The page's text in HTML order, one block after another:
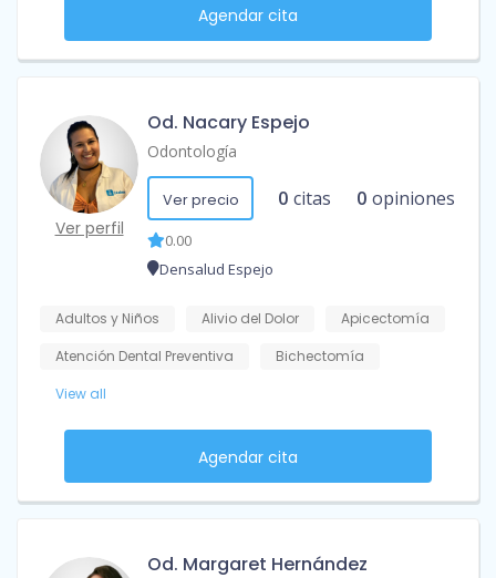
Agendar cita
Ver perfil
Od. Nacary Espejo
Odontología
Ver precio 0 citas 0 opiniones
0.00
Densalud Espejo
Adultos y Niños Alivio del Dolor
Apicectomía
Atención Dental Preventiva
Bichectomía
View all
Agendar cita
Od. Margaret Hernández